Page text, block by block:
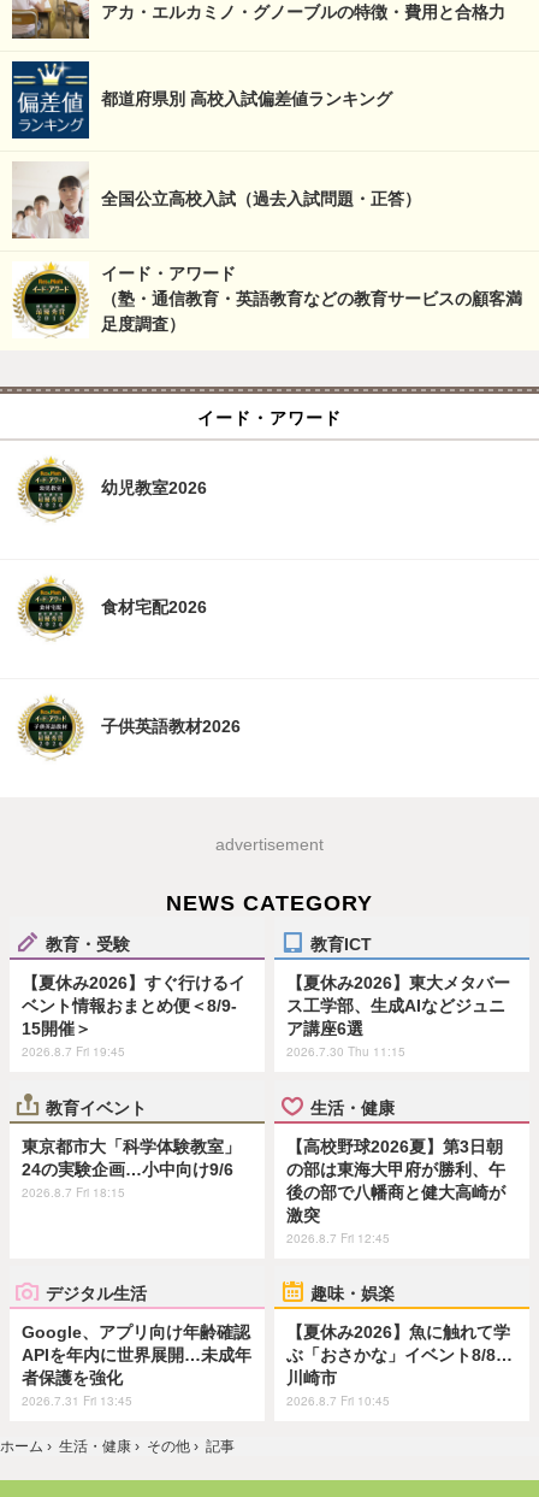
アカ・エルカミノ・グノーブルの特徴・費用と合格力
都道府県別 高校入試偏差値ランキング
全国公立高校入試（過去入試問題・正答）
イード・アワード
（塾・通信教育・英語教育などの教育サービスの顧客満
足度調査）
イード・アワード
幼児教室2026
食材宅配2026
子供英語教材2026
advertisement
NEWS CATEGORY
教育・受験
【夏休み2026】すぐ行けるイ
ベント情報おまとめ便＜8/9-
15開催＞
2026.8.7 Fri 19:45
教育ICT
【夏休み2026】東大メタバー
ス工学部、生成AIなどジュニ
ア講座6選
2026.7.30 Thu 11:15
教育イベント
東京都市大「科学体験教室」
24の実験企画…小中向け9/6
2026.8.7 Fri 18:15
生活・健康
【高校野球2026夏】第3日朝
の部は東海大甲府が勝利、午
後の部で八幡商と健大高崎が
激突
2026.8.7 Fri 12:45
デジタル生活
Google、アプリ向け年齢確認
APIを年内に世界展開…未成年
者保護を強化
2026.7.31 Fri 13:45
趣味・娯楽
【夏休み2026】魚に触れて学
ぶ「おさかな」イベント8/8…
川崎市
2026.8.7 Fri 10:45
ホーム › 生活・健康 › その他 › 記事